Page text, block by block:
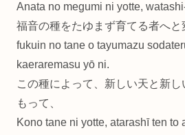
Anata no megumi ni yotte,
福音の種をたゆまず育てる者へと
fukuin no tane o tayumazu
kaeraremasu yō ni.
この種によって、新しい天と新
もって、
Kono tane ni yotte, atarashī ten to